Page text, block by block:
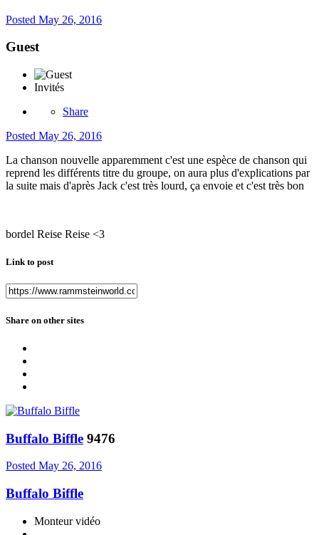
Posted May 26, 2016
Guest
Invités
Share
Posted May 26, 2016
La chanson nouvelle apparemment c'est une espèce de chanson qui
reprend les différents titre du groupe, on aura plus d'explications par
la suite mais d'après Jack c'est très lourd, ça envoie et c'est très bon
bordel Reise Reise <3
Link to post
Share on other sites
Buffalo Biffle 9476
Posted May 26, 2016
Buffalo Biffle
Monteur vidéo